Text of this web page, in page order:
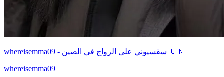
whereisemma09 - سقسيوني على الزواج في الصين 🇨🇳
whereisemma09